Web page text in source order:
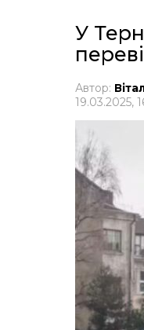
У
Автор:
19.03.2025,